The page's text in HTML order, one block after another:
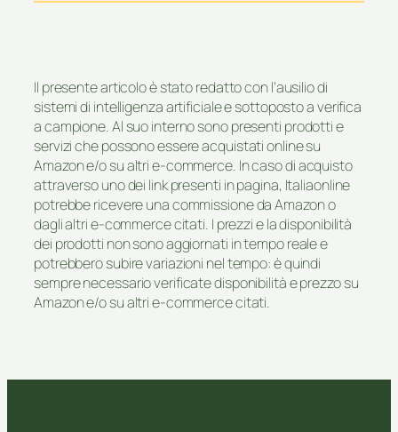
Il presente articolo è stato redatto con l’ausilio di
sistemi di intelligenza artificiale e sottoposto a verifica
a campione. Al suo interno sono presenti prodotti e
servizi che possono essere acquistati online su
Amazon e/o su altri e-commerce. In caso di acquisto
attraverso uno dei link presenti in pagina, Italiaonline
potrebbe ricevere una commissione da Amazon o
dagli altri e-commerce citati. I prezzi e la disponibilità
dei prodotti non sono aggiornati in tempo reale e
potrebbero subire variazioni nel tempo: è quindi
sempre necessario verificate disponibilità e prezzo su
Amazon e/o su altri e-commerce citati.